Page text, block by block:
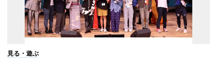
見る・遊ぶ